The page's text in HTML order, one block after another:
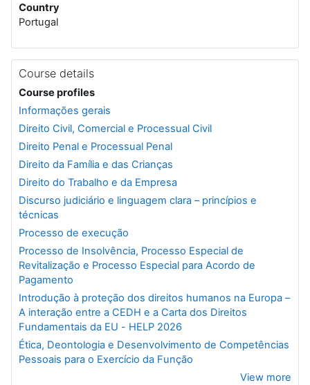
Country
Portugal
Course details
Course profiles
Informações gerais
Direito Civil, Comercial e Processual Civil
Direito Penal e Processual Penal
Direito da Família e das Crianças
Direito do Trabalho e da Empresa
Discurso judiciário e linguagem clara – princípios e
técnicas
Processo de execução
Processo de Insolvência, Processo Especial de
Revitalização e Processo Especial para Acordo de
Pagamento
Introdução à proteção dos direitos humanos na Europa –
A interação entre a CEDH e a Carta dos Direitos
Fundamentais da EU - HELP 2026
Ética, Deontologia e Desenvolvimento de Competências
Pessoais para o Exercício da Função
View more